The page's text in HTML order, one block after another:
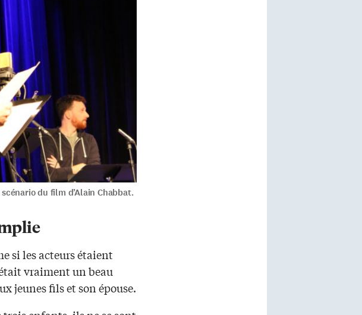
du film d’Alain Chabbat.
si les acteurs étaient
vraiment un beau
jeunes fils et son épouse.